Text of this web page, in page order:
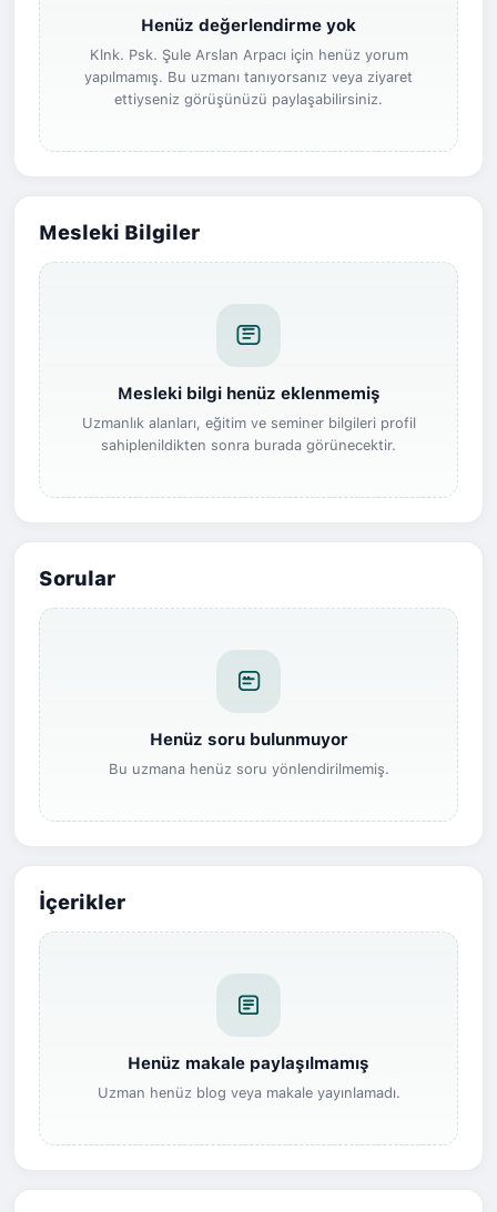
Henüz değerlendirme yok
Klnk. Psk. Şule Arslan Arpacı için henüz yorum
yapılmamış. Bu uzmanı tanıyorsanız veya ziyaret
ettiyseniz görüşünüzü paylaşabilirsiniz.
Mesleki Bilgiler
Mesleki bilgi henüz eklenmemiş
Uzmanlık alanları, eğitim ve seminer bilgileri profil
sahiplenildikten sonra burada görünecektir.
Sorular
Henüz soru bulunmuyor
Bu uzmana henüz soru yönlendirilmemiş.
İçerikler
Henüz makale paylaşılmamış
Uzman henüz blog veya makale yayınlamadı.